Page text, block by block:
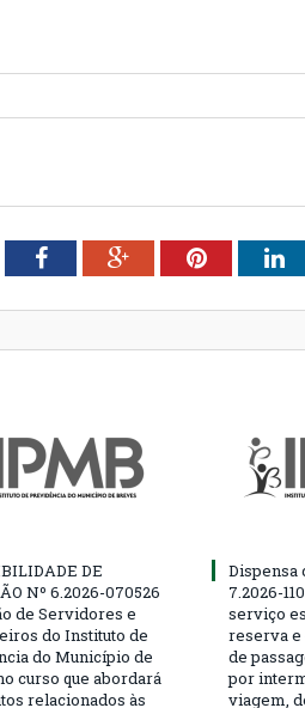
FacebookGoogle+Pinterest
DE
Nº 6.2026-070526
de Servidores e
do Instituto de
do Município de
curso que abordará
relacionados às
Dispensa
7.2026-
serviço
reserva e
de
por
viagem,